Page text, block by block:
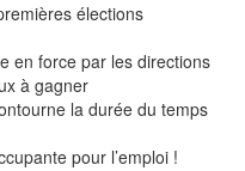
élections
en force par les directions
à gagner
la durée du temps
pour l’emploi !